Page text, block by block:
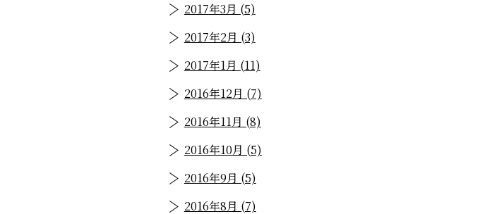
2017年3月 (5)
2017年2月 (3)
2017年1月 (11)
2016年12月 (7)
2016年11月 (8)
2016年10月 (5)
2016年9月 (5)
2016年8月 (7)